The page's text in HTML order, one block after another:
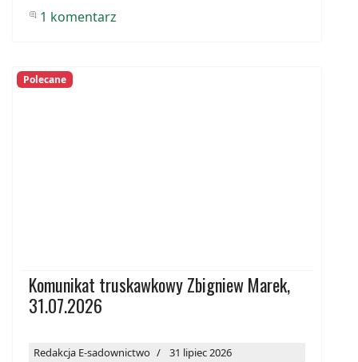
1 komentarz
Polecane
Komunikat truskawkowy Zbigniew Marek,
31.07.2026
Redakcja E-sadownictwo 31 lipiec 2026